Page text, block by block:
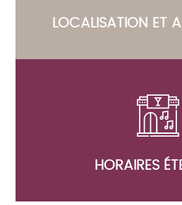
LOCALISATION ET
HORAIRES